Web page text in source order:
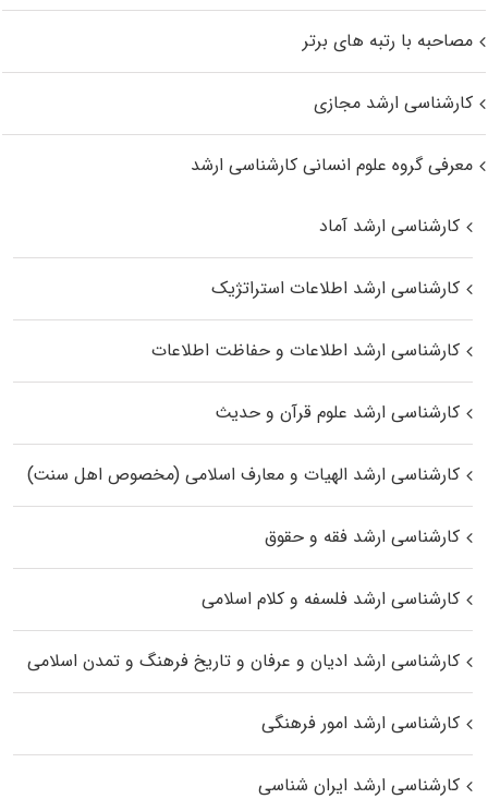
مصاحبه با رتبه های برتر
کارشناسی ارشد مجازی
معرفی گروه علوم انسانی کارشناسی ارشد
کارشناسی ارشد آماد
کارشناسی ارشد اطلاعات استراتژیک
کارشناسی ارشد اطلاعات و حفاظت اطلاعات
کارشناسی ارشد علوم قرآن و حدیث
کارشناسی ارشد الهیات و معارف اسلامی (مخصوص اهل سنت)
کارشناسی ارشد فقه و حقوق
کارشناسی ارشد فلسفه و کلام اسلامی
کارشناسی ارشد ادیان و عرفان و تاریخ فرهنگ و تمدن اسلامی
کارشناسی ارشد امور فرهنگی
کارشناسی ارشد ایران شناسی